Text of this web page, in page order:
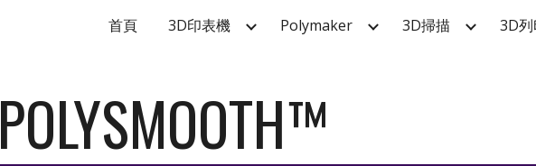
Skip to main content Skip to
首頁 3D印表機 Polymaker 3D掃描 3D
POLYSMOOTH™